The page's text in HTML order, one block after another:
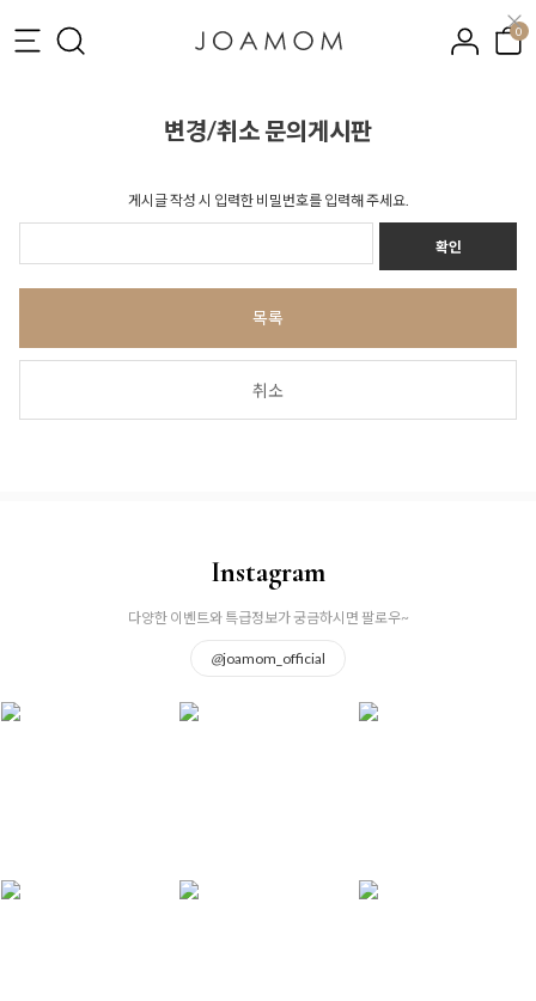
0
변경/취소 문의게시판
게시글 작성 시 입력한 비밀번호를 입력해 주세요.
확인
목록
취소
Instagram
다양한 이벤트와 특급정보가 궁금하시면 팔로우~
@joamom_official